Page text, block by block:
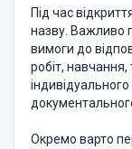
Під час
назву. Важливо
вимоги до
робіт,
Окремо варто